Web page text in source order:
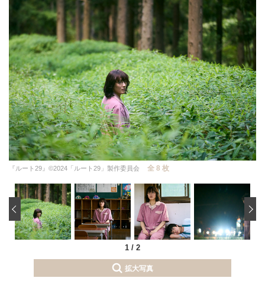
『ルート29』©︎2024「ルート29」製作委員会 全 8 枚
1 / 2
‹
拡大写真